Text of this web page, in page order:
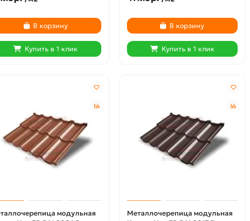
В корзину
Купить в 1 клик
В корзину
Купить в 1 клик
модульная
Металлочерепица модульная